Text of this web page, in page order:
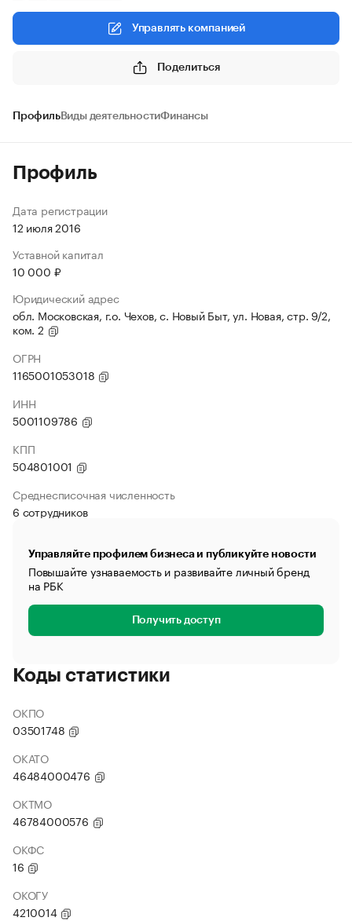
Управлять компанией
Поделиться
ПрофильВиды деятельностиФинансы
Профиль
Дата регистрации
12 июля 2016
Уставной капитал
10 000 ₽
Юридический адрес
обл. Московская, г.о. Чехов, с. Новый Быт, ул. Новая, стр. 9/2,
ком. 2
ОГРН
1165001053018
ИНН
5001109786
КПП
504801001
Среднесписочная численность
6 сотрудников
Управляйте профилем бизнеса и публикуйте новости
Повышайте узнаваемость и развивайте личный бренд
на РБК
Получить доступ
Коды статистики
ОКПО
03501748
ОКАТО
46484000476
ОКТМО
46784000576
ОКФС
16
ОКОГУ
4210014